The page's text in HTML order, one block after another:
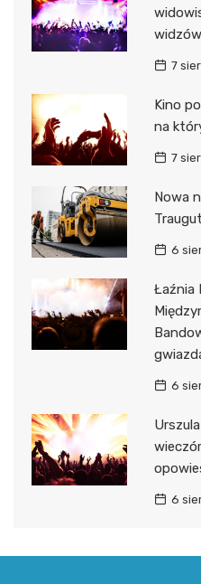
widzów
7
Kino
na
7
Nowa
6
Łaźnia
6
6